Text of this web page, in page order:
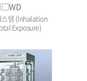
스템 (Inhalation
Exposure)